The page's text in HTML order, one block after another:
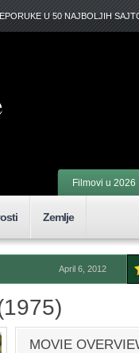
U 50 NAJBOLJIH
Filmovi u 2026
Zemlje
April 6, 2012
MOVIE